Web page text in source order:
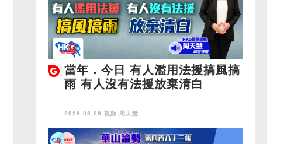
當年．今日 有人濫用法援搞風搞
雨 有人沒有法援放棄清白
2026.08.06 視頻 周天慧